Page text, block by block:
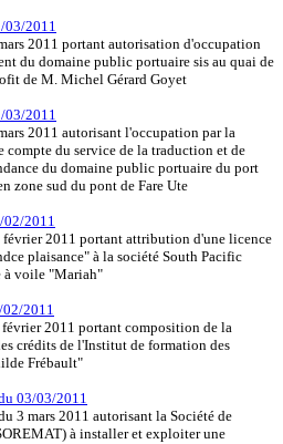
03/2011
2011 portant autorisation d'occupation
du domaine public portuaire sis au quai de
de M. Michel Gérard Goyet
03/2011
2011 autorisant l'occupation par la
compte du service de la traduction et de
du domaine public portuaire du port
zone sud du pont de Fare Ute
2011
2011 portant attribution d'une licence
plaisance" à la société South Pacific
à voile "Mariah"
2011
2011 portant composition de la
crédits de l'Institut de formation des
Frébault"
03/03/2011
3 mars 2011 autorisant la Société de
à installer et exploiter une